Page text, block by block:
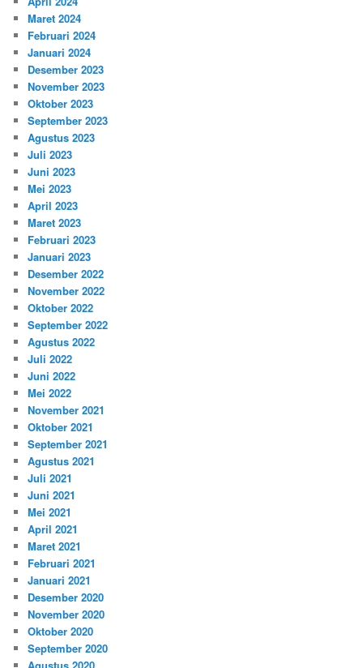
Maret 2024
Februari 2024
Januari 2024
Desember 2023
November 2023
Oktober 2023
September 2023
Agustus 2023
Juli 2023
Juni 2023
Mei 2023
April 2023
Maret 2023
Februari 2023
Januari 2023
Desember 2022
November 2022
Oktober 2022
September 2022
Agustus 2022
Juli 2022
Juni 2022
Mei 2022
November 2021
Oktober 2021
September 2021
Agustus 2021
Juli 2021
Juni 2021
Mei 2021
April 2021
Maret 2021
Februari 2021
Januari 2021
Desember 2020
November 2020
Oktober 2020
September 2020